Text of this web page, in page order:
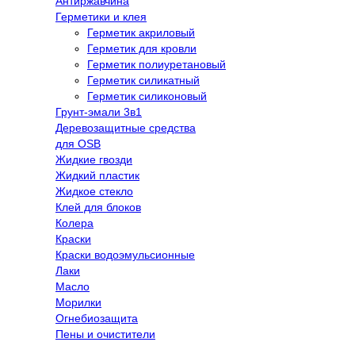
Герметики и клея
Герметик акриловый
Герметик для кровли
Герметик полиуретановый
Герметик силикатный
Герметик силиконовый
Грунт-эмали 3в1
Деревозащитные средства
для OSB
Жидкие гвозди
Жидкий пластик
Жидкое стекло
Клей для блоков
Колера
Краски
Краски водоэмульсионные
Лаки
Масло
Морилки
Огнебиозащита
Пены и очистители